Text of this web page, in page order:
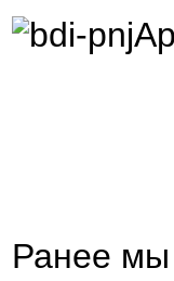
Ранее мы